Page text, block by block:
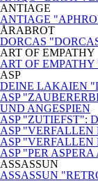
ANTIAGE
ANTIAGE
ÅRABROT
DORCAS
ART OF EMPATHY
ART OF
ASP
DEINE LAKAIEN
ASP
UND ANGESPIEN
ASP "ZUTIEFST":
ASP "VERFALLEN
ASP "VERFALLEN
ASP "PER
ASSASSUN
ASSASSUN